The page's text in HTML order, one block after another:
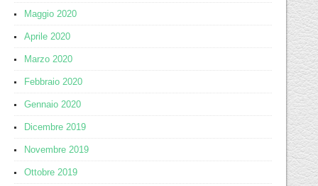
Maggio 2020
Aprile 2020
Marzo 2020
Febbraio 2020
Gennaio 2020
Dicembre 2019
Novembre 2019
Ottobre 2019